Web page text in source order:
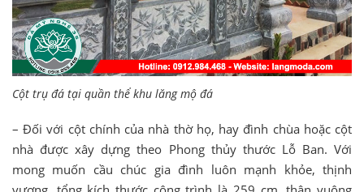
Cột trụ đá tại quần thể khu lăng mộ đá
– Đối với cột chính của nhà thờ họ, hay đình chùa hoặc cột
nhà được xây dựng theo Phong thủy thước Lỗ Ban. Với
mong muốn cầu chúc gia đình luôn mạnh khỏe, thịnh